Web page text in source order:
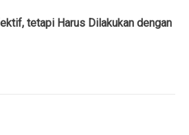
tetapi Harus Dilakukan dengan